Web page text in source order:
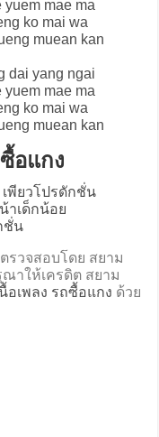
yuem mae ma
ko mai wa
muean kan
dai yang ngai
yuem mae ma
ko mai wa
muean kan
อแกง
พียวโปรดักชั่น
าเด็กน้อย
ชั่น
รวจสอบโดย สยาม
าให้เครดิต สยาม
นื้อเพลง รถซื้อแกง ด้วย